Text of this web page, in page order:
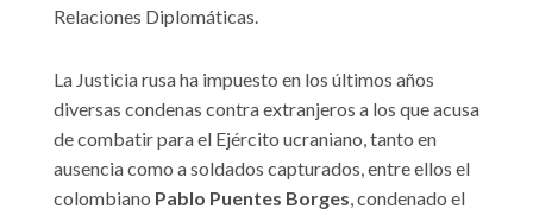
Relaciones Diplomáticas.
La Justicia rusa ha impuesto en los últimos años
diversas condenas contra extranjeros a los que acusa
de combatir para el Ejército ucraniano, tanto en
ausencia como a soldados capturados, entre ellos el
colombiano Pablo Puentes Borges, condenado el